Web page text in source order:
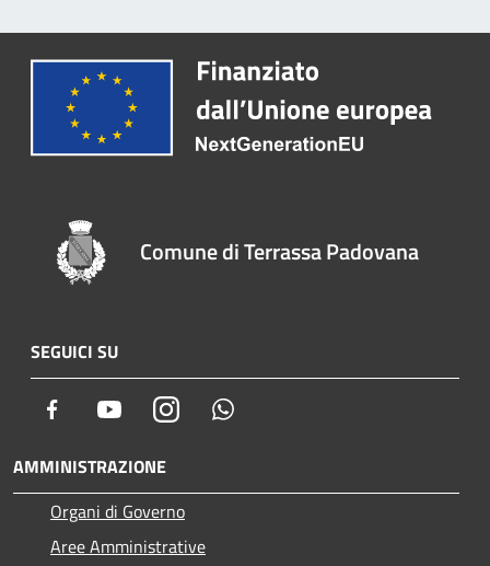
Comune di Terrassa Padovana
SEGUICI SU
Facebook YoutubeInstagram
AMMINISTRAZIONE
Organi di Governo
Aree Amministrative